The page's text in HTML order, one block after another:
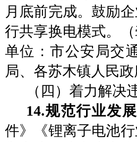
月底前完成。鼓励
行共享换电模式。
单位：市公安局交
局、各苏木镇人民政
（四） 着力解决
14.规范行业发展
件》《锂离子电池